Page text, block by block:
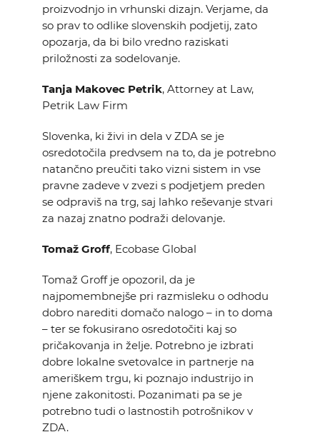
GALLERY
I want to become a member
proizvodnjo in vrhunski dizajn. Verjame, da
so prav to odlike slovenskih podjetij, zato
opozarja, da bi bilo vredno raziskati
priložnosti za sodelovanje.
Tanja Makovec Petrik, Attorney at Law,
Petrik Law Firm
Slovenka, ki živi in dela v ZDA se je
osredotočila predvsem na to, da je potrebno
natančno preučiti tako vizni sistem in vse
pravne zadeve v zvezi s podjetjem preden
se odpraviš na trg, saj lahko reševanje stvari
za nazaj znatno podraži delovanje.
Tomaž Groff, Ecobase Global
Tomaž Groff je opozoril, da je
najpomembnejše pri razmisleku o odhodu
dobro narediti domačo nalogo – in to doma
– ter se fokusirano osredotočiti kaj so
pričakovanja in želje. Potrebno je izbrati
dobre lokalne svetovalce in partnerje na
ameriškem trgu, ki poznajo industrijo in
njene zakonitosti. Pozanimati pa se je
potrebno tudi o lastnostih potrošnikov v
ZDA.